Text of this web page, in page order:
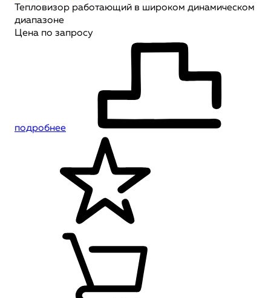
Тепловизор работающий в широком динамическом
диапазоне
Цена по запросу
подробнее